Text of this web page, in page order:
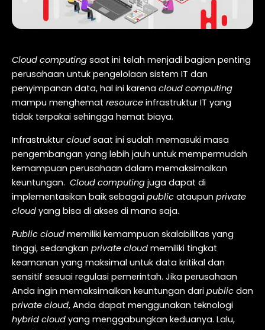
Cloud computing saat ini telah menjadi bagian penting
perusahaan untuk pengelolaan sistem IT dan
penyimpanan data, hal ini karena cloud computing
mampu menghemat resource infrastruktur IT yang
tidak terpakai sehingga hemat biaya.
Infrastruktur cloud saat ini sudah memasuki masa
pengembangan yang lebih jauh untuk mempermudah
kemampuan perusahaan dalam memaksimalkan
keuntungan. Cloud computing juga dapat di
implementasikan baik sebagai public ataupun private
cloud yang bisa di akses di mana saja.
Public cloud memiliki kemampuan skalabilitas yang
tinggi, sedangkan private cloud memiliki tingkat
keamanan yang maksimal untuk data kritikal dan
sensitif sesuai regulasi pemerintah. Jika perusahaan
Anda ingin memaksimalkan keuntungan dari public dan
private cloud, Anda dapat menggunakan teknologi
hybrid cloud yang menggabungkan keduanya. Lalu,